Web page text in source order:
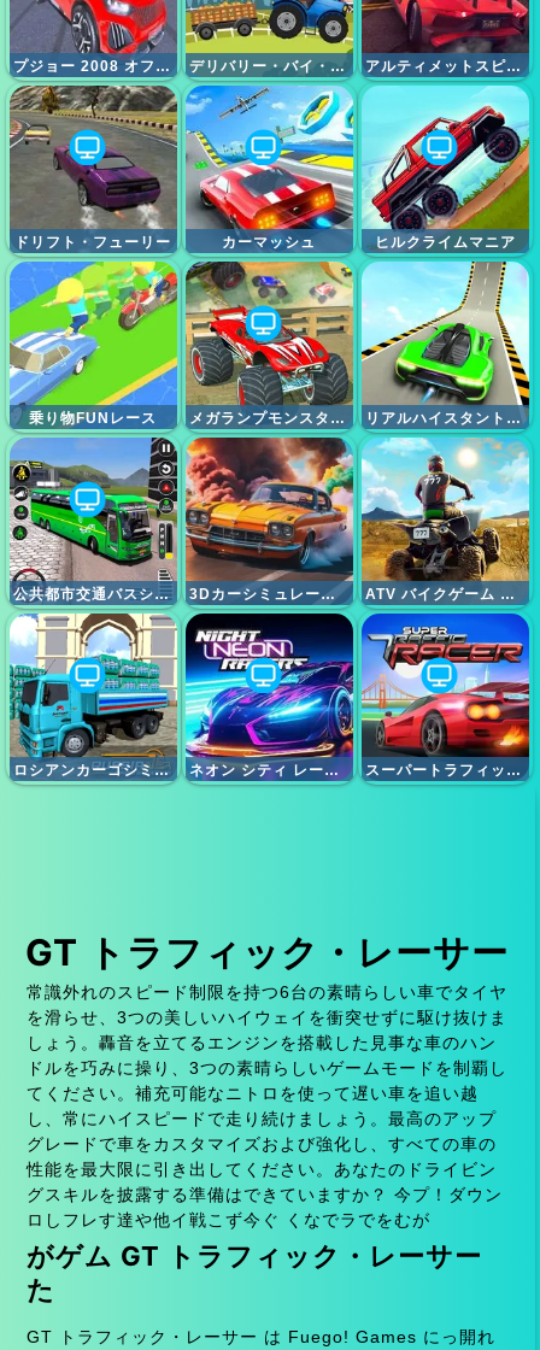
プジョー 2008 オフロード ドライビング デリバリー・バイ・トラクター アルティメットスピードドライビング：リアルなレーシングシミュレーションゲーム
ドリフト・フューリー カーマッシュ ヒルクライムマニア
乗り物FUNレース メガランプモンスタートラックレース リアルハイスタントカーエクストリーム
公共都市交通バスシミュレーター 3Dカーシミュレーター ATV バイクゲーム クワッド オフロードへようこそ。
ロシアンカーゴシミュレーター ネオン シティ レーサーズ スーパートラフィックレーサー
GT トラフィック・レーサー
常識外れのスピード制限を持つ6台の素晴らしい車でタイヤ
を滑らせ、3つの美しいハイウェイを衝突せずに駆け抜けま
しょう。轟音を立てるエンジンを搭載した見事な車のハン
ドルを巧みに操り、3つの素晴らしいゲームモードを制覇し
てください。補充可能なニトロを使って遅い車を追い越
し、常にハイスピードで走り続けましょう。最高のアップ
グレードで車をカスタマイズおよび強化し、すべての車の
性能を最大限に引き出してください。あなたのドライビン
グスキルを披露する準備はできていますか？ 今プ！ダウン
ロしフレす達や他イ戦こず今ぐ くなでラでをむが
がゲム GT トラフィック・レーサー
た
GT トラフィック・レーサー は Fuego! Games にっ開れ